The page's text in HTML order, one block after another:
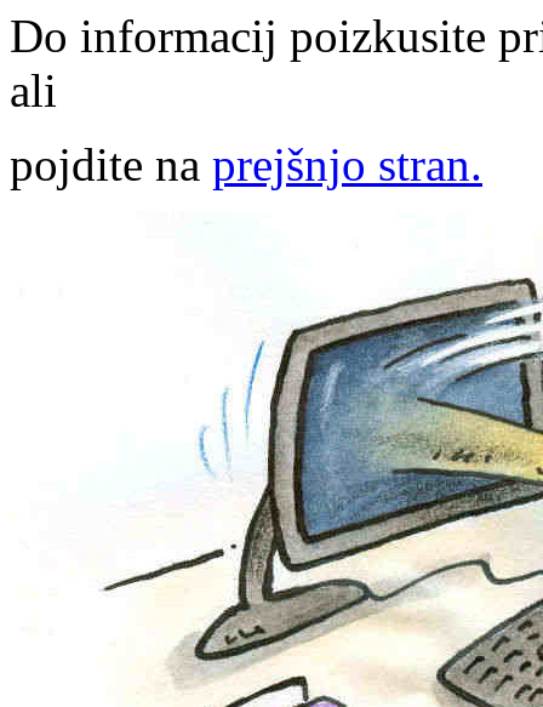
Do informacij poizkusite
ali
pojdite na prejšnjo stran.